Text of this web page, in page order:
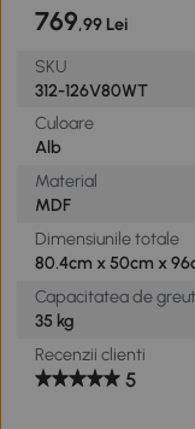
769,99 Lei
SKU
312-126V80WT
Culoare
Alb
Material
MDF
Dimensiunile totale
80.4cm x 50cm x
Capacitatea de
35 kg
Recenzii clienti
5